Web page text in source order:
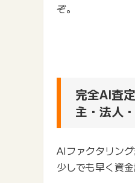
ぞ。
完全AI査
主・法人
AIファクタリン
少しでも早く資